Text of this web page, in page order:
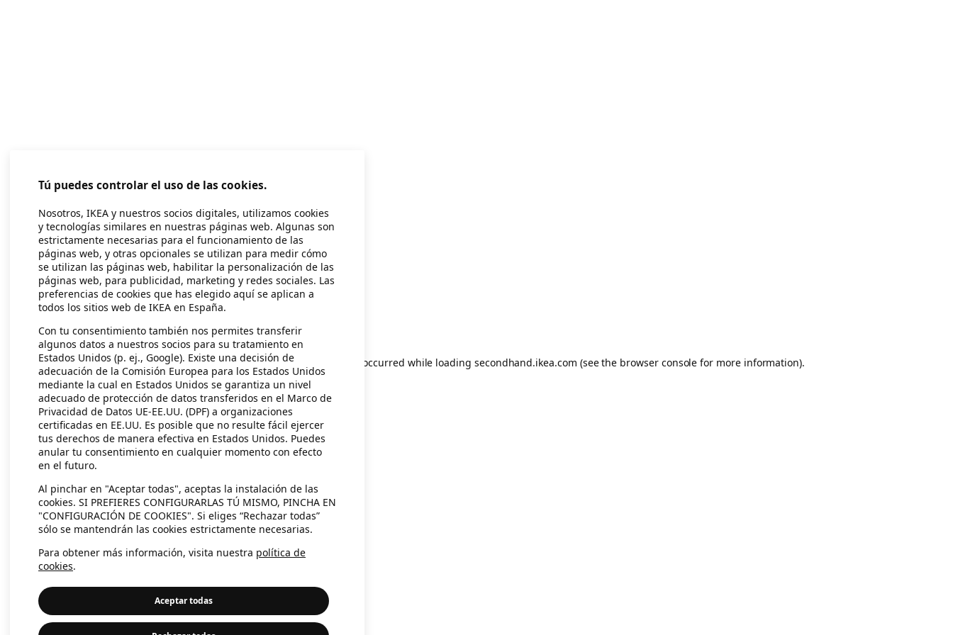
Application error: a client-side exception has occurred while loading secondhand.ikea.com (see the browser console for more information).
Tú puedes controlar el uso de las cookies.
Nosotros, IKEA y nuestros socios digitales, utilizamos cookies
y tecnologías similares en nuestras páginas web. Algunas son
estrictamente necesarias para el funcionamiento de las
páginas web, y otras opcionales se utilizan para medir cómo
se utilizan las páginas web, habilitar la personalización de las
páginas web, para publicidad, marketing y redes sociales. Las
preferencias de cookies que has elegido aquí se aplican a
todos los sitios web de IKEA en España.
Con tu consentimiento también nos permites transferir
algunos datos a nuestros socios para su tratamiento en
Estados Unidos (p. ej., Google). Existe una decisión de
adecuación de la Comisión Europea para los Estados Unidos
mediante la cual en Estados Unidos se garantiza un nivel
adecuado de protección de datos transferidos en el Marco de
Privacidad de Datos UE-EE.UU. (DPF) a organizaciones
certificadas en EE.UU. Es posible que no resulte fácil ejercer
tus derechos de manera efectiva en Estados Unidos. Puedes
anular tu consentimiento en cualquier momento con efecto
en el futuro.
Al pinchar en "Aceptar todas", aceptas la instalación de las
cookies. SI PREFIERES CONFIGURARLAS TÚ MISMO, PINCHA EN
"CONFIGURACIÓN DE COOKIES". Si eliges “Rechazar todas”
sólo se mantendrán las cookies estrictamente necesarias.
Para obtener más información, visita nuestra política de
cookies.
Aceptar todas